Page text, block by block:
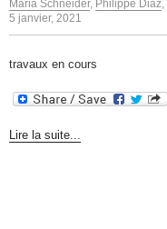
Maria Schneider, Philippe Diaz,
5 janvier, 2021
travaux en cours
Lire la suite...